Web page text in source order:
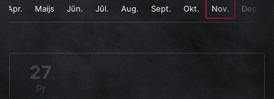
Apr. Maijs Jūn. Jūl. Aug. Sept. Okt. Nov. Dec.
27
Pr